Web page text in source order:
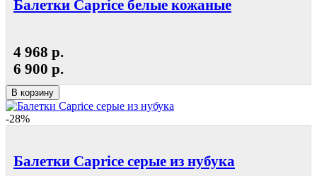
Балетки Caprice белые кожаные
4 968 р.
6 900 р.
В корзину
-28%
Балетки Caprice серые из нубука